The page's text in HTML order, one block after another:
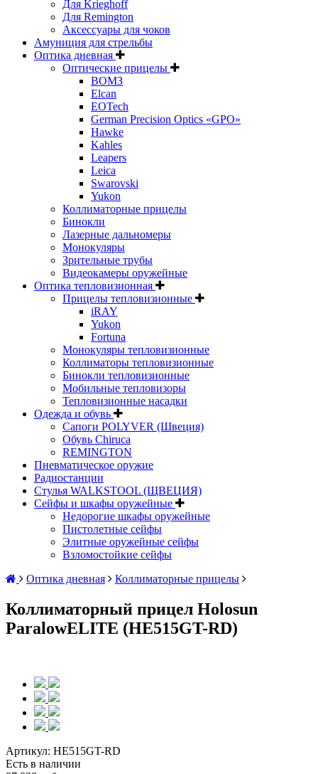
Для Krieghoff
Для Remington
Аксессуары для чоков
Амуниция для стрельбы
Оптика дневная
Оптические прицелы
ВОМЗ
Elcan
EOTech
German Precision Optics «GPO»
Hawke
Kahles
Leapers
Leica
Swarovski
Yukon
Коллиматорные прицелы
Бинокли
Лазерные дальномеры
Монокуляры
Зрительные трубы
Видеокамеры оружейные
Оптика тепловизионная
Прицелы тепловизионные
iRAY
Yukon
Fortuna
Монокуляры тепловизионные
Коллиматоры тепловизионные
Бинокли тепловизионные
Мобильные тепловизоры
Тепловизионные насадки
Одежда и обувь
Сапоги POLYVER (Швеция)
Обувь Chiruca
REMINGTON
Пневматическое оружие
Радиостанции
Стулья WALKSTOOL (ЩВЕЦИЯ)
Сейфы и шкафы оружейные
Недорогие шкафы оружейные
Пистолетные сейфы
Элитные оружейные сейфы
Взломостойкие сейфы
Оптика дневная
Коллиматорные прицелы
Коллиматорный прицел Holosun
ParalowELITE (HE515GT-RD)
Артикул: HE515GT-RD
Есть в наличии